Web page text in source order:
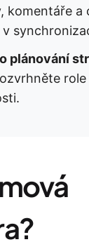
komentáře a
plánování
role